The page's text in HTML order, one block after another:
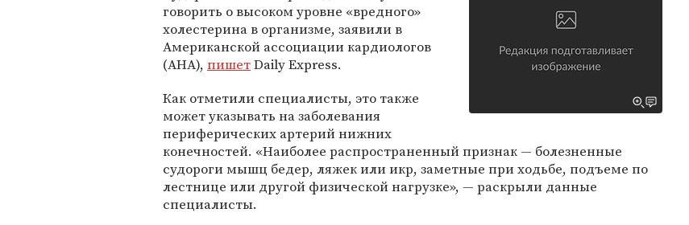
говорить о высоком уровне «вредного»
холестерина в организме, заявили в
Американской ассоциации кардиологов
(AHA), пишетDaily Express.
Как отметили специалисты, это также
может указывать на заболевания
периферических артерий нижних
конечностей. «Наиболее распространенный признак — болезненные
судороги мышц бедер, ляжек или икр, заметные при ходьбе, подъеме по
лестнице или другой физической нагрузке», — раскрыли данные
специалисты.